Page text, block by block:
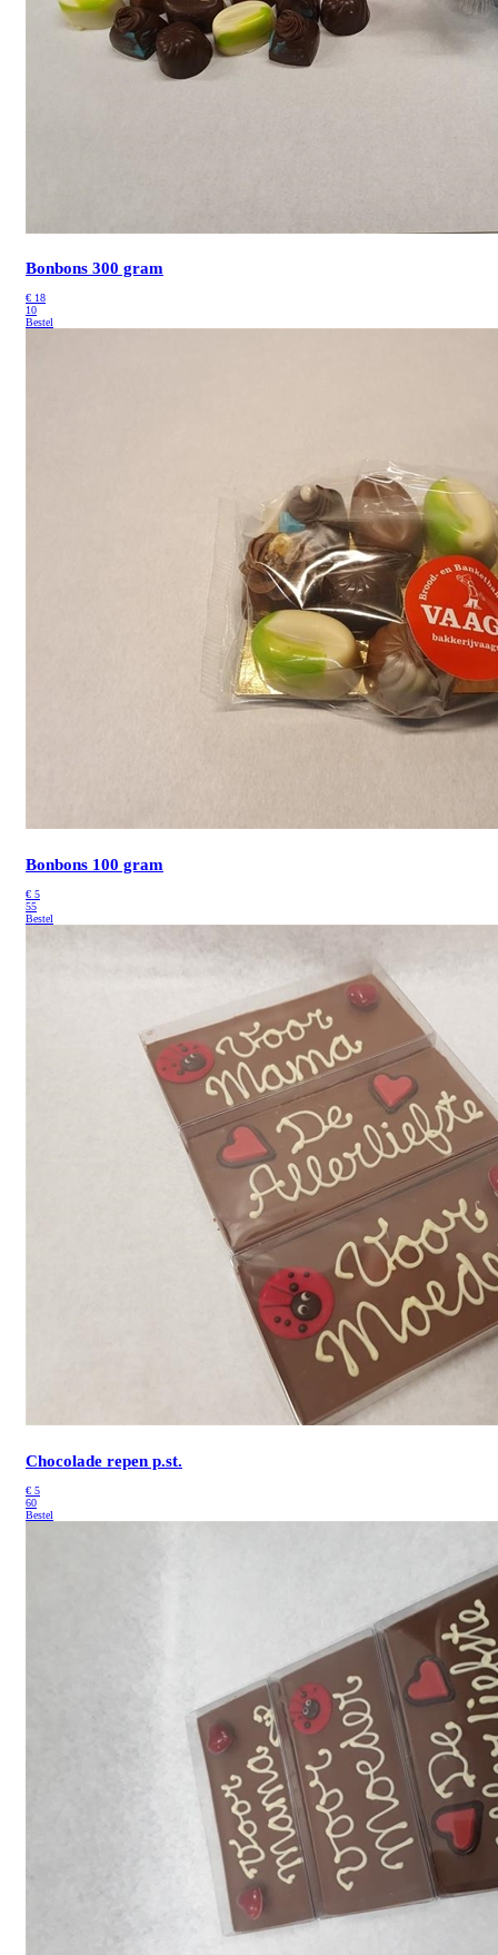
Bonbons 300 gram
€ 18
10
Bestel
Bonbons 100 gram
€ 5
55
Bestel
Chocolade repen p.st.
€ 5
60
Bestel